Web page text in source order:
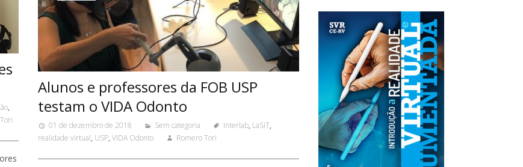
,
Alunos e professores da FOB USP
testam o VIDA Odonto
01 de dezembro de 2018 Sem categoria Interlab, LaSiT,
realidade virtual, USP, VIDA Odonto Romero Tori